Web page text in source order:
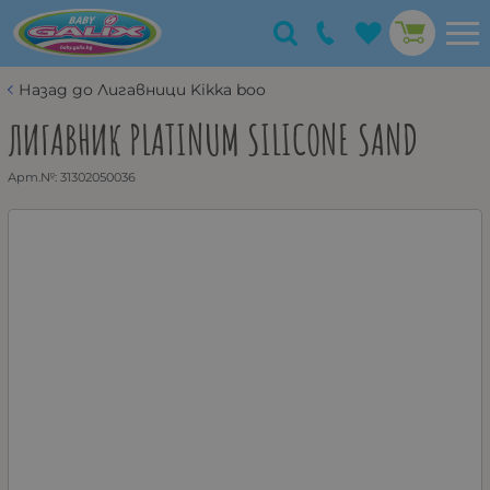
Назад до Лигавници Kikka boo
ЛИГАВНИК PLATINUM SILICONE SAND
Арт.№: 31302050036